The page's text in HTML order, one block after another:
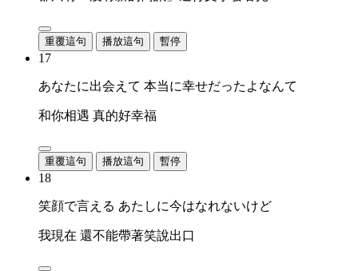
重覆這句 播放這句 暫停
17
あなたに出会えて 本当に幸せだったよなんて
和你相遇 真的好幸福
重覆這句 播放這句 暫停
18
笑顔で言える あたしに今はなれないけど
我現在 還不能帶著笑說出口